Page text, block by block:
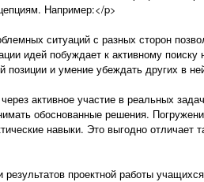
Например:</p>
ситуаций с разных сторон
идей побуждает к активному
позиции и умение убеждать других в
активное участие в реальных
обоснованные решения.
навыки. Это выгодно
проектной работы